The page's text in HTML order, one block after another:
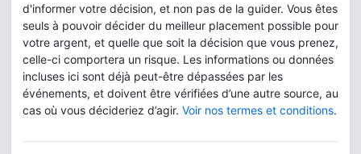
d'informer votre décision, et non pas de la guider. Vous êtes
seuls à pouvoir décider du meilleur placement possible pour
votre argent, et quelle que soit la décision que vous prenez,
celle-ci comportera un risque. Les informations ou données
incluses ici sont déjà peut-être dépassées par les
événements, et doivent être vérifiées d’une autre source, au
cas où vous décideriez d’agir. Voir nos termes et conditions.